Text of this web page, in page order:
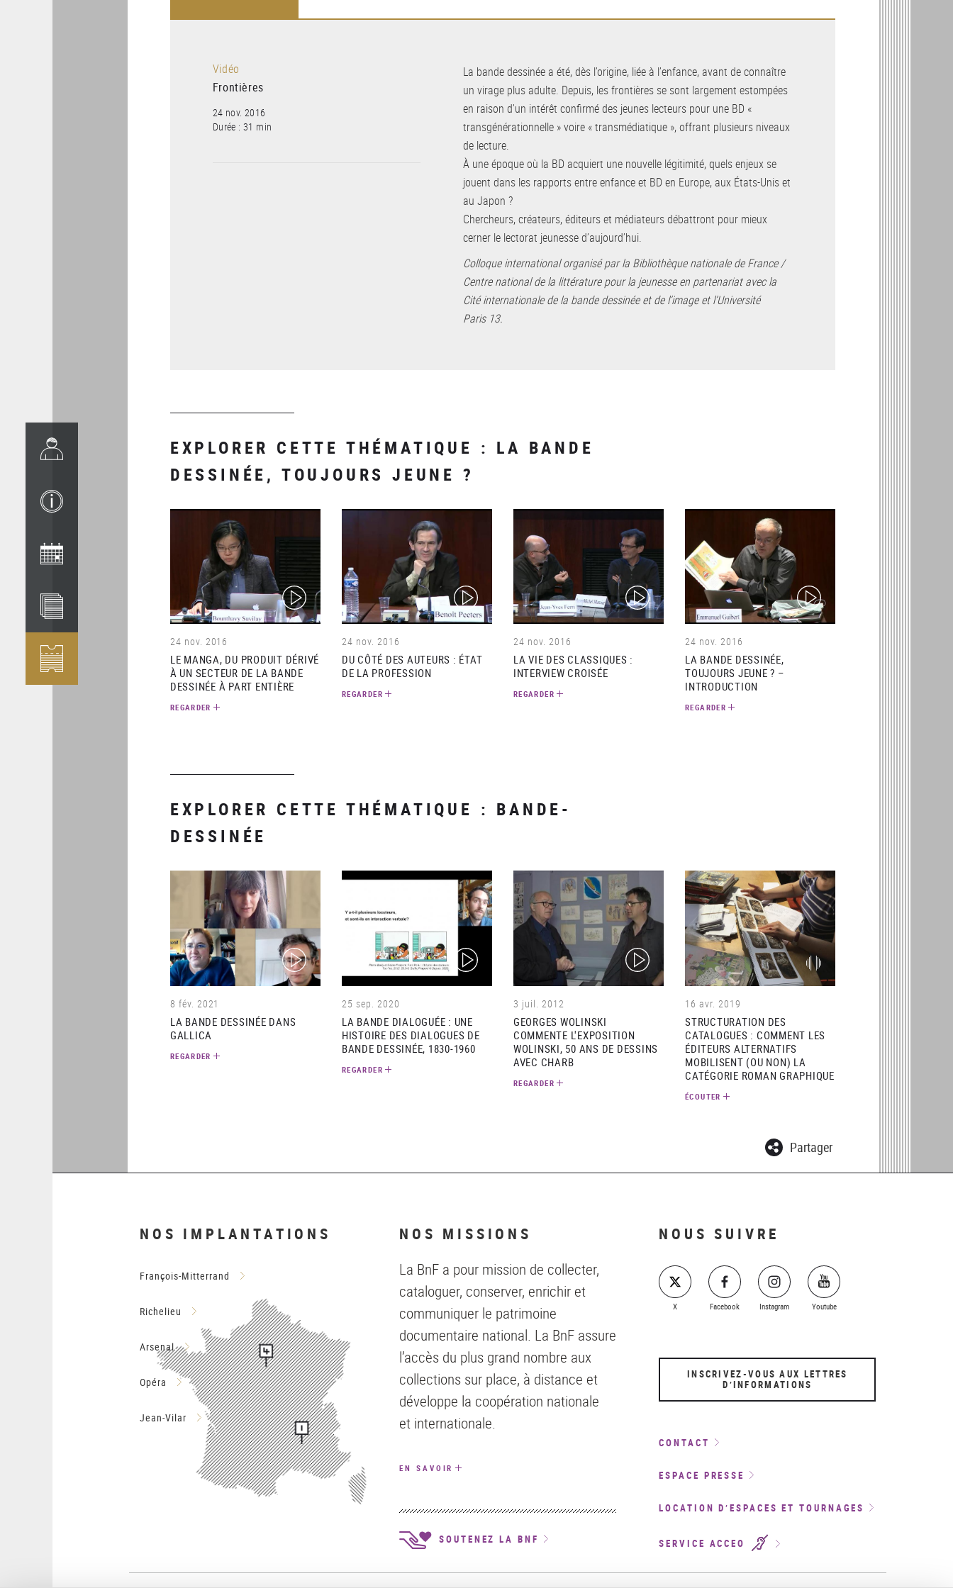
Vidéo
Frontières
24 nov. 2016
Durée : 31 min
La bande dessinée a été, dès l’origine, liée à l’enfance, avant de connaître
un virage plus adulte. Depuis, les frontières se sont largement estompées
en raison d’un intérêt confirmé des jeunes lecteurs pour une BD «
transgénérationnelle » voire « transmédiatique », offrant plusieurs niveaux
de lecture.
À une époque où la BD acquiert une nouvelle légitimité, quels enjeux se
jouent dans les rapports entre enfance et BD en Europe, aux États-Unis et
au Japon ?
Chercheurs, créateurs, éditeurs et médiateurs débattront pour mieux
cerner le lectorat jeunesse d’aujourd’hui.
Colloque international organisé par la Bibliothèque nationale de France /
Centre national de la littérature pour la jeunesse en partenariat avec la
Cité internationale de la bande dessinée et de l’image et l’Université
Paris 13.
EXPLORER CETTE THÉMATIQUE : LA BANDE
DESSINÉE, TOUJOURS JEUNE ?
(video)
24 nov. 2016
LE MANGA, DU PRODUIT DÉRIVÉ
À UN SECTEUR DE LA BANDE
DESSINÉE À PART ENTIÈRE
REGARDER
(video)
24 nov. 2016
DU CÔTÉ DES AUTEURS : ÉTAT
DE LA PROFESSION
REGARDER
(video)
24 nov. 2016
LA VIE DES CLASSIQUES :
INTERVIEW CROISÉE
REGARDER
(video)
24 nov. 2016
LA BANDE DESSINÉE,
TOUJOURS JEUNE ? –
INTRODUCTION
REGARDER
EXPLORER CETTE THÉMATIQUE : BANDE-
DESSINÉE
(video)
8 fév. 2021
LA BANDE DESSINÉE DANS
GALLICA
REGARDER
(video)
25 sep. 2020
LA BANDE DIALOGUÉE : UNE
HISTOIRE DES DIALOGUES DE
BANDE DESSINÉE, 1830-1960
REGARDER
(video)
3 juil. 2012
GEORGES WOLINSKI
COMMENTE L'EXPOSITION
WOLINSKI, 50 ANS DE DESSINS
AVEC CHARB
REGARDER
(audio)
16 avr. 2019
STRUCTURATION DES
CATALOGUES : COMMENT LES
ÉDITEURS ALTERNATIFS
MOBILISENT (OU NON) LA
CATÉGORIE ROMAN GRAPHIQUE
ÉCOUTER
Partager
NOS IMPLANTATIONS
François-Mitterrand
Richelieu
Arsenal
Opéra
Jean-Vilar
NOS MISSIONS
La BnF a pour mission de collecter,
cataloguer, conserver, enrichir et
communiquer le patrimoine
documentaire national. La BnF assure
l’accès du plus grand nombre aux
collections sur place, à distance et
développe la coopération nationale
et internationale.
EN SAVOIR
SOUTENEZ LA BNF
NOUS SUIVRE
X Facebook Instagram Youtube
INSCRIVEZ-VOUS AUX LETTRES
D’INFORMATIONS
CONTACT
ESPACE PRESSE
LOCATION D’ESPACES ET TOURNAGES
SERVICE ACCEO